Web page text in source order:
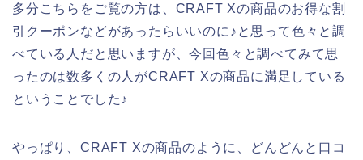
多分こちらをご覧の方は、CRAFT Xの商品のお得な割
引クーポンなどがあったらいいのに♪と思って色々と調
べている人だと思いますが、今回色々と調べてみて思
ったのは数多くの人がCRAFT Xの商品に満足している
ということでした♪
やっぱり、CRAFT Xの商品のように、どんどんと口コ